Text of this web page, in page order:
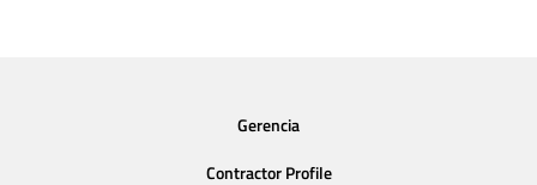
Gerencia
Contractor Profile